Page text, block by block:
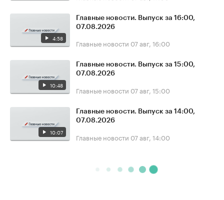
4:58
Главные новости. Выпуск за 16:00,
07.08.2026
Главные новости 07 авг, 16:00
10:48
Главные новости. Выпуск за 15:00,
07.08.2026
Главные новости 07 авг, 15:00
10:07
Главные новости. Выпуск за 14:00,
07.08.2026
Главные новости 07 авг, 14:00